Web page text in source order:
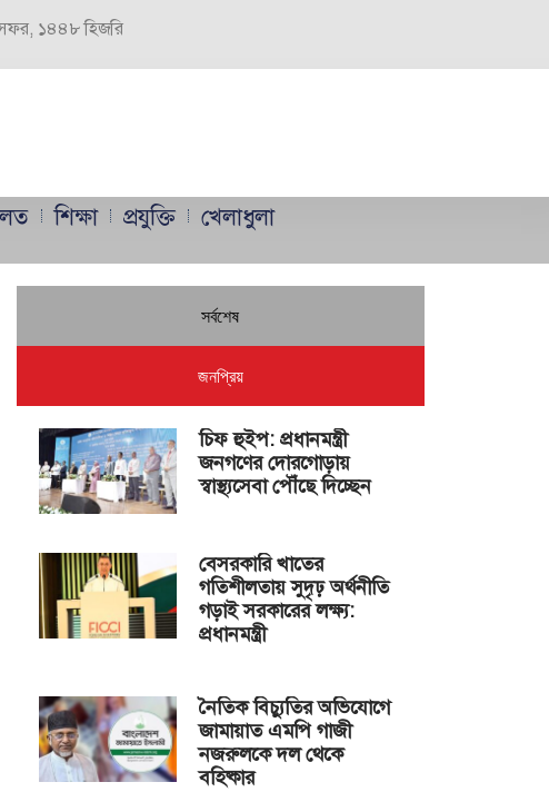
সফর, ১৪৪৮ হিজরি
শিক্ষা প্রযুক্তি খেলাধুলা
সর্বশেষ
জনপ্রিয়
চিফ হুইপ: প্রধানমন্ত্রী
জনগণের দোরগোড়ায়
স্বাস্থ্যসেবা পৌঁছে দিচ্ছেন
বেসরকারি খাতের
গতিশীলতায় সুদৃঢ় অর্থনীতি
গড়াই সরকারের লক্ষ্য:
প্রধানমন্ত্রী
নৈতিক বিচ্যুতির অভিযোগে
জামায়াত এমপি গাজী
নজরুলকে দল থেকে
বহিষ্কার